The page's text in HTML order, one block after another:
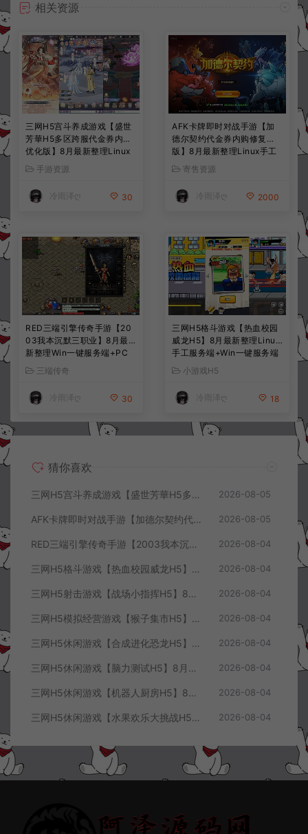
相关资源
三网H5宫斗养成游戏【盛世
芳華H5多区跨服代金券内购
优化版】8月最新整理Linux
手工服务端+CDK授权后台
+全资源安卓+详细搭建教程
+视频教程
手游资源
冷雨泽ღ 30
AFK卡牌即时对战手游【加
德尔契约代金券内购修复
版】8月最新整理Linux手工
服务端+前后端全套源码+CD
K授权后台+安卓苹果双端
+详细搭建教程+视频教程
寄售资源
冷雨泽ღ 2000
RED三端引擎传奇手游【20
03我本沉默三职业】8月最
新整理Win一键服务端+PC
安卓+详细搭建教程
三端传奇
冷雨泽ღ 30
三网H5格斗游戏【热血校园
威龙H5】8月最新整理Linux
手工服务端+Win一键服务端
+解压即玩+简易安卓客户端
+详细搭建教程
小游戏H5
冷雨泽ღ 18
猜你喜欢
三网H5宫斗养成游戏【盛世芳華H5多区跨服代金券内购优化版】8月最新整理Linux手工服务端+CDK授权后台+全资源安卓+详细搭建教程+视频教程 2026-08-05
AFK卡牌即时对战手游【加德尔契约代金券内购修复版】8月最新整理Linux手工服务端+前后端全套源码+CDK授权后台+安卓苹果双端+详细搭建教程+视频教程 2026-08-05
RED三端引擎传奇手游【2003我本沉默三职业】8月最新整理Win一键服务端+PC安卓+详细搭建教程 2026-08-04
三网H5格斗游戏【热血校园威龙H5】8月最新整理Linux手工服务端+Win一键服务端+解压即玩+简易安卓客户端+详细搭建教程 2026-08-04
三网H5射击游戏【战场小指挥H5】8月最新整理Linux手工服务端+Win一键服务端+解压即玩+简易安卓客户端+详细搭建教程 2026-08-04
三网H5模拟经营游戏【猴子集市H5】8月最新整理Linux手工服务端+Win一键服务端+解压即玩+简易安卓客户端+详细搭建教程 2026-08-04
三网H5休闲游戏【合成进化恐龙H5】8月最新整理Linux手工服务端+Win一键服务端+解压即玩+简易安卓客户端+详细搭建教程 2026-08-04
三网H5休闲游戏【脑力测试H5】8月最新整理Linux手工服务端+Win一键服务端+解压即玩+简易安卓客户端+详细搭建教程 2026-08-04
三网H5休闲游戏【机器人厨房H5】8月最新整理Linux手工服务端+Win一键服务端+解压即玩+简易安卓客户端+详细搭建教程 2026-08-04
三网H5休闲游戏【水果欢乐大挑战H5】8月最新整理Linux手工服务端+Win一键服务端+解压即玩+简易安卓客户端+详细搭建教程 2026-08-04